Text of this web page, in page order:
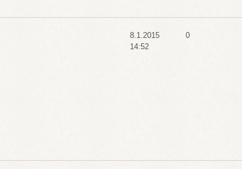
8.1.2015
14:52
0